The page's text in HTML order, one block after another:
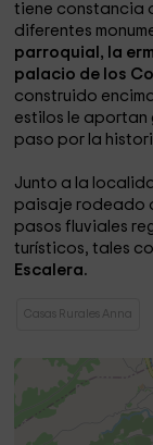
tiene constancia
diferentes
parroquial, la
palacio de los
construido
estilos le aportan
paso por la
Junto a la
paisaje rodeado
pasos fluviales
turísticos, tales
Escalera.
Casas Rurales Anna